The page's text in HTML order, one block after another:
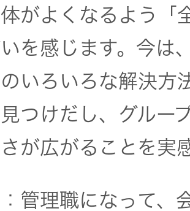
がよくなるよう「
を感じます。今は
いろいろな解決方
つけだし、グルー
が広がることを実
管理職になって、